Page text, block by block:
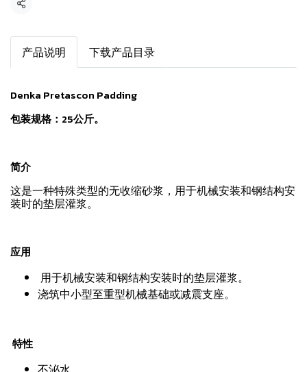
Share
产品说明 下载产品目录
Denka Pretascon Padding
包装规格：25公斤。
简介
这是一种特殊类型的无收缩砂浆，用于机械安装和钢结构安
装时的垫层灌浆。
应用
用于机械安装和钢结构安装时的垫层灌浆。
浇筑中小型至重型机械基础或减震支座。
特性